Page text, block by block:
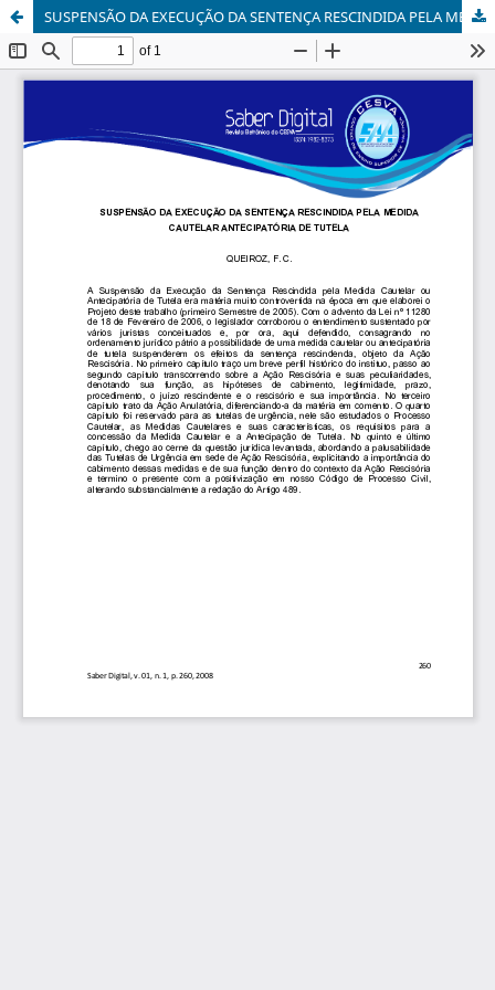
SUSPENSÃO DA EXECUÇÃO DA SENTENÇA RESCINDIDA PELA MEDIDA CAUTELAR ANTECIPATÓRIA DE TUTELA